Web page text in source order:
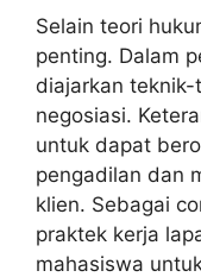
Selain teori
penting. Dalam
diajarkan
negosiasi.
untuk dapat
pengadilan dan
klien. Sebagai
praktek kerja
mahasiswa